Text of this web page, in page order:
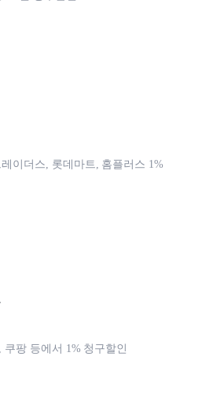
이더스, 롯데마트, 홈플러스 1%
쿠팡 등에서 1% 청구할인